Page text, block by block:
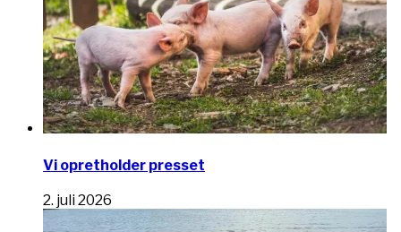
Vi opretholder presset
2. juli 2026